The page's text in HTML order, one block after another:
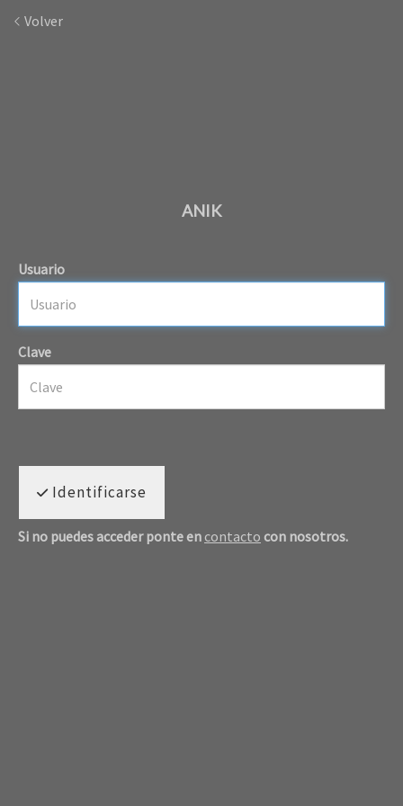
Volver
ANIK
Usuario
Clave
Identificarse
Si no puedes acceder ponte en contacto con nosotros.